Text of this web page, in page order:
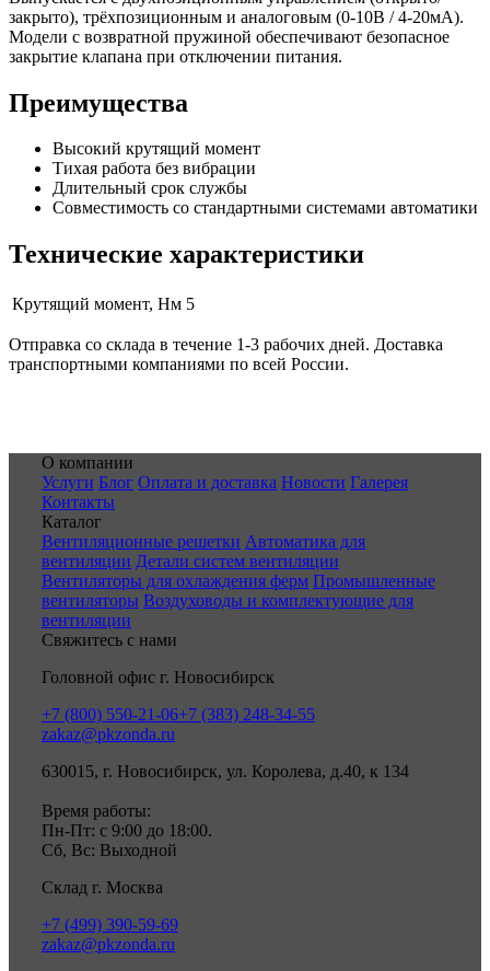
закрыто), трёхпозиционным и аналоговым (0-10В / 4-20мА).
Модели с возвратной пружиной обеспечивают безопасное
закрытие клапана при отключении питания.
Преимущества
Высокий крутящий момент
Тихая работа без вибрации
Длительный срок службы
Совместимость со стандартными системами автоматики
Технические характеристики
Крутящий момент, Нм 5
Отправка со склада в течение 1-3 рабочих дней. Доставка
транспортными компаниями по всей России.
О компании
Услуги Блог Оплата и доставка Новости Галерея
Контакты
Каталог
Вентиляционные решетки Автоматика для
вентиляции Детали систем вентиляции
Вентиляторы для охлаждения ферм Промышленные
вентиляторы Воздуховоды и комплектующие для
вентиляции
Свяжитесь с нами
Головной офис г. Новосибирск
+7 (800) 550-21-06+7 (383) 248-34-55
zakaz@pkzonda.ru
630015, г. Новосибирск, ул. Королева, д.40, к 134
Время работы:
Пн-Пт: с 9:00 до 18:00.
Сб, Вс: Выходной
Склад г. Москва
+7 (499) 390-59-69
zakaz@pkzonda.ru